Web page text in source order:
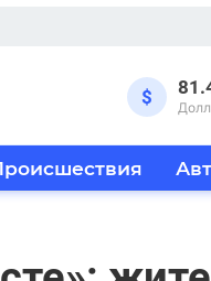
$